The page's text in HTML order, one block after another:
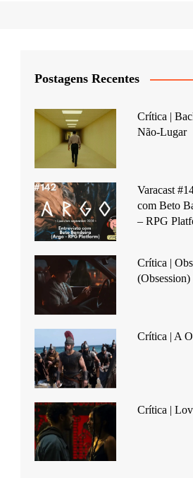
Postagens Recentes
Crítica |
Não-Lugar
Varacast
com Beto
– RPG
Crítica |
(Obsession)
Crítica | A
Crítica |